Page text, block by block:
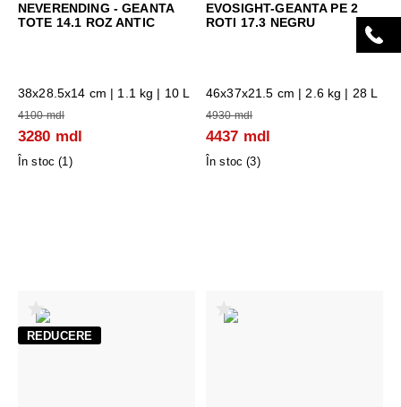
NEVERENDING - GEANTA
TOTE 14.1 ROZ ANTIC
38x28.5x14 cm | 1.1 kg | 10 L
4100 mdl
3280 mdl
În stoc (1)
EVOSIGHT-GEANTA PE 2
ROTI 17.3 NEGRU
46x37x21.5 cm | 2.6 kg | 28 L
4930 mdl
4437 mdl
În stoc (3)
REDUCERE